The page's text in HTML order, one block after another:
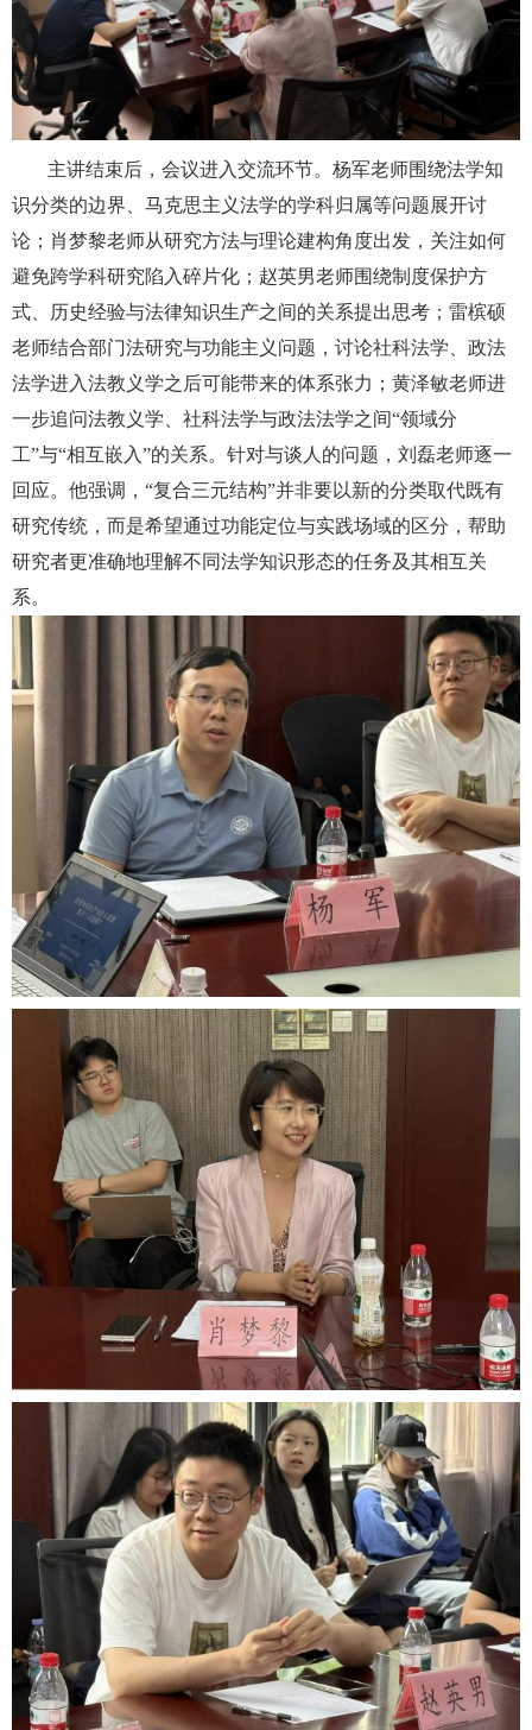
主讲结束后，会议进入交流环节。杨军老师围绕法学知
识分类的边界、马克思主义法学的学科归属等问题展开讨
论；肖梦黎老师从研究方法与理论建构角度出发，关注如何
避免跨学科研究陷入碎片化；赵英男老师围绕制度保护方
式、历史经验与法律知识生产之间的关系提出思考；雷槟硕
老师结合部门法研究与功能主义问题，讨论社科法学、政法
法学进入法教义学之后可能带来的体系张力；黄泽敏老师进
一步追问法教义学、社科法学与政法法学之间“领域分
工”与“相互嵌入”的关系。针对与谈人的问题，刘磊老师逐一
回应。他强调，“复合三元结构”并非要以新的分类取代既有
研究传统，而是希望通过功能定位与实践场域的区分，帮助
研究者更准确地理解不同法学知识形态的任务及其相互关
系。